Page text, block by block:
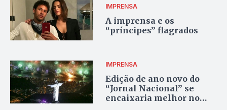
IMPRENSA
A imprensa e os
“príncipes” flagrados
IMPRENSA
Edição de ano novo do
“Jornal Nacional” se
encaixaria melhor no